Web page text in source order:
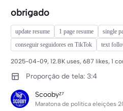
obrigado
update resume 1 page resume single
conseguir seguidores en TikTok
text
2025-04-09, 12.8K uses, 687 likes, 1
Proporção de tela: 3:4
Scoobyᶻ⁷
Maratona de política eleições